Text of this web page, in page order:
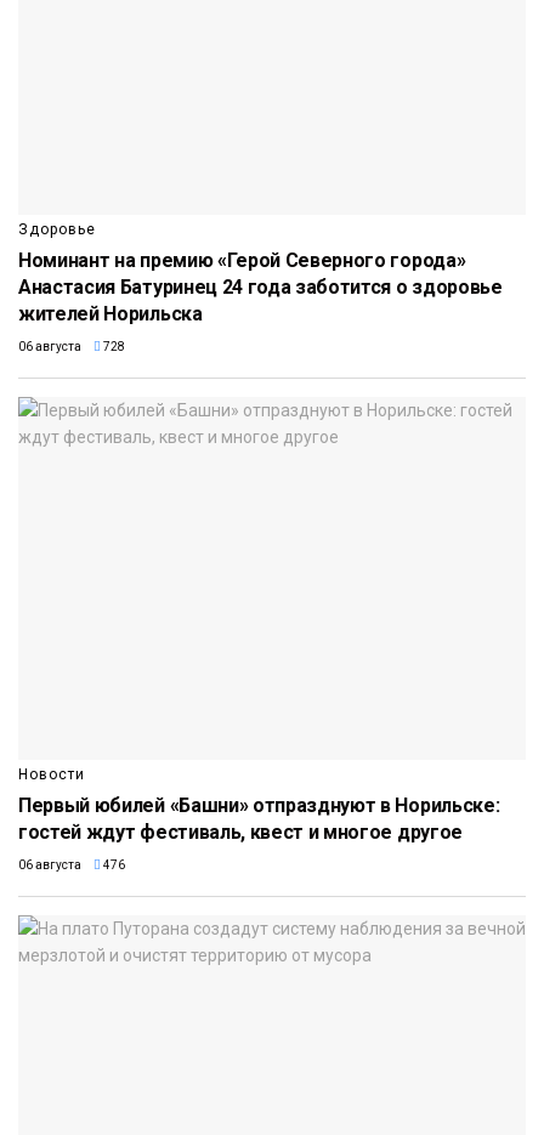
Здоровье
Номинант на премию «Герой Северного города»
Анастасия Батуринец 24 года заботится о здоровье
жителей Норильска
06 августа 728
Новости
Первый юбилей «Башни» отпразднуют в Норильске:
гостей ждут фестиваль, квест и многое другое
06 августа 476